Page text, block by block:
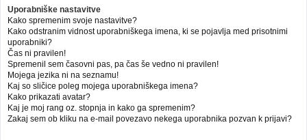
Uporabniške nastavitve
Kako spremenim svoje nastavitve?
Kako odstranim vidnost uporabniškega imena, ki se pojavlja med prisotnimi
uporabniki?
Čas ni pravilen!
Spremenil sem časovni pas, pa čas še vedno ni pravilen!
Mojega jezika ni na seznamu!
Kaj so sličice poleg mojega uporabniškega imena?
Kako prikazati avatar?
Kaj je moj rang oz. stopnja in kako ga spremenim?
Zakaj sem ob kliku na e-mail povezavo nekega uporabnika pozvan k prijavi?